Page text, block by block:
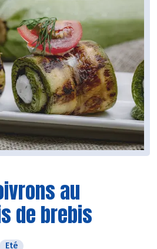
au
de brebis
Eté